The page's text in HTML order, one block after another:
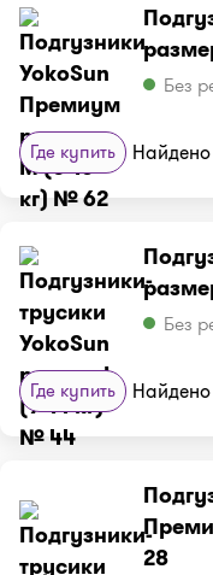
Без
Где купить Найдено
Без
Где купить Найдено
28